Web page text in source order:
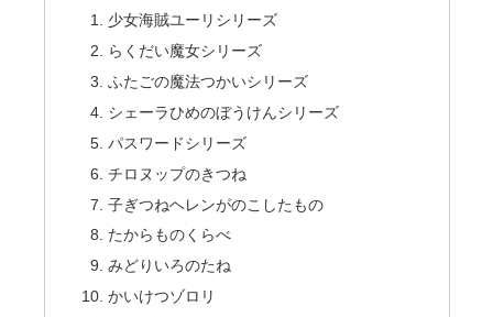
少女海賊ユーリシリーズ
らくだい魔女シリーズ
ふたごの魔法つかいシリーズ
シェーラひめのぼうけんシリーズ
パスワードシリーズ
チロヌップのきつね
子ぎつねヘレンがのこしたもの
たからものくらべ
みどりいろのたね
かいけつゾロリ